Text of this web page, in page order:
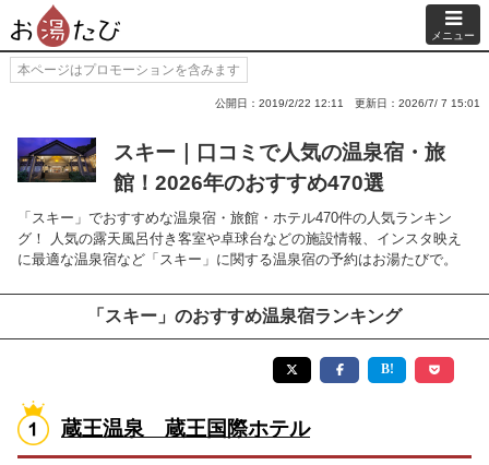
メニュー
本ページはプロモーションを含みます
公開日：2019/2/22 12:11 更新日：2026/7/ 7 15:01
スキー｜口コミで人気の温泉宿・旅
館！2026年のおすすめ470選
「スキー」でおすすめな温泉宿・旅館・ホテル470件の人気ランキン
グ！ 人気の露天風呂付き客室や卓球台などの施設情報、インスタ映え
に最適な温泉宿など「スキー」に関する温泉宿の予約はお湯たびで。
「スキー」のおすすめ温泉宿ランキング
蔵王温泉 蔵王国際ホテル